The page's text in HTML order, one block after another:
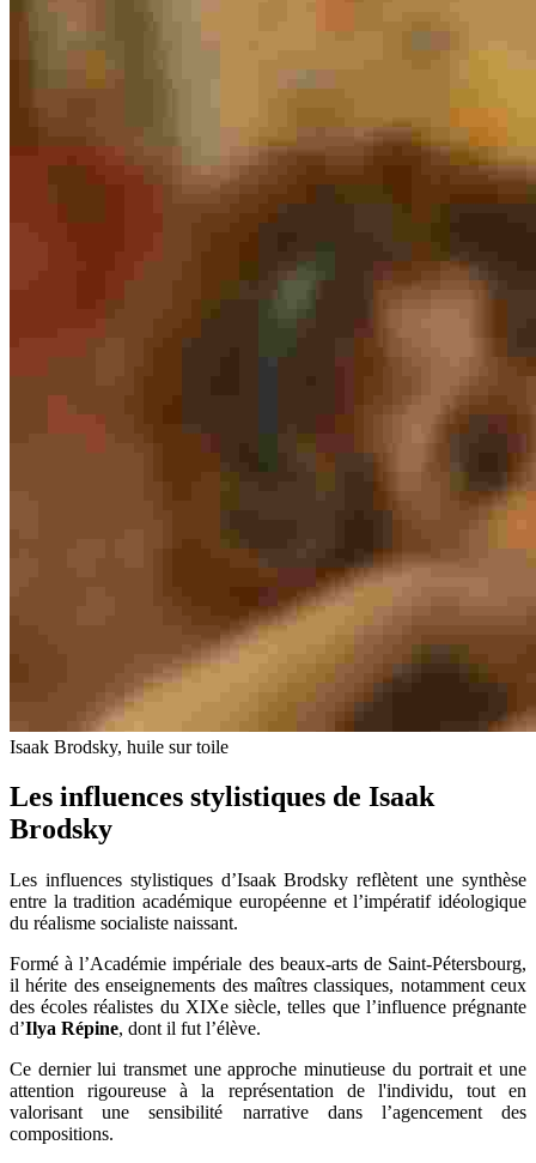
Isaak Brodsky, huile sur toile
Les influences stylistiques de Isaak
Brodsky
Les influences stylistiques d’Isaak Brodsky reflètent une synthèse
entre la tradition académique européenne et l’impératif idéologique
du réalisme socialiste naissant.
Formé à l’Académie impériale des beaux-arts de Saint-Pétersbourg,
il hérite des enseignements des maîtres classiques, notamment ceux
des écoles réalistes du XIXe siècle, telles que l’influence prégnante
d’Ilya Répine, dont il fut l’élève.
Ce dernier lui transmet une approche minutieuse du portrait et une
attention rigoureuse à la représentation de l'individu, tout en
valorisant une sensibilité narrative dans l’agencement des
compositions.